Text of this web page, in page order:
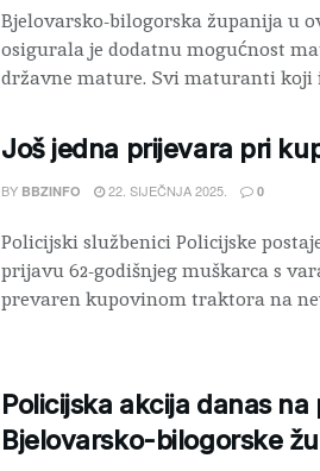
Bjelovarsko-bilogorska županija u
osigurala je dodatnu mogućnost
državne mature. Svi maturanti koji
Još jedna prijevara pri
BY BBZINFO 22. SIJEČNJA 2025. 0
Policijski službenici Policijske
prijavu 62-godišnjeg muškarca s
prevaren kupovinom traktora na
Policijska akcija danas
Bjelovarsko-bilogorske